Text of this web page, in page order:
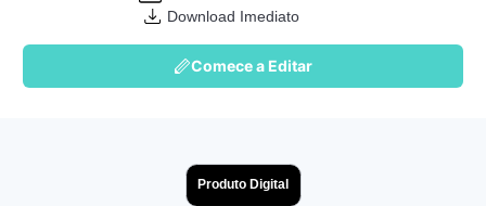
Download Imediato
Comece a Editar
Produto Digital